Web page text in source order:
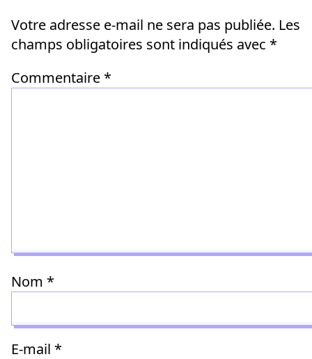
Votre adresse e-mail ne sera pas publiée. Les
champs obligatoires sont indiqués avec *
Commentaire *
Nom *
E-mail *